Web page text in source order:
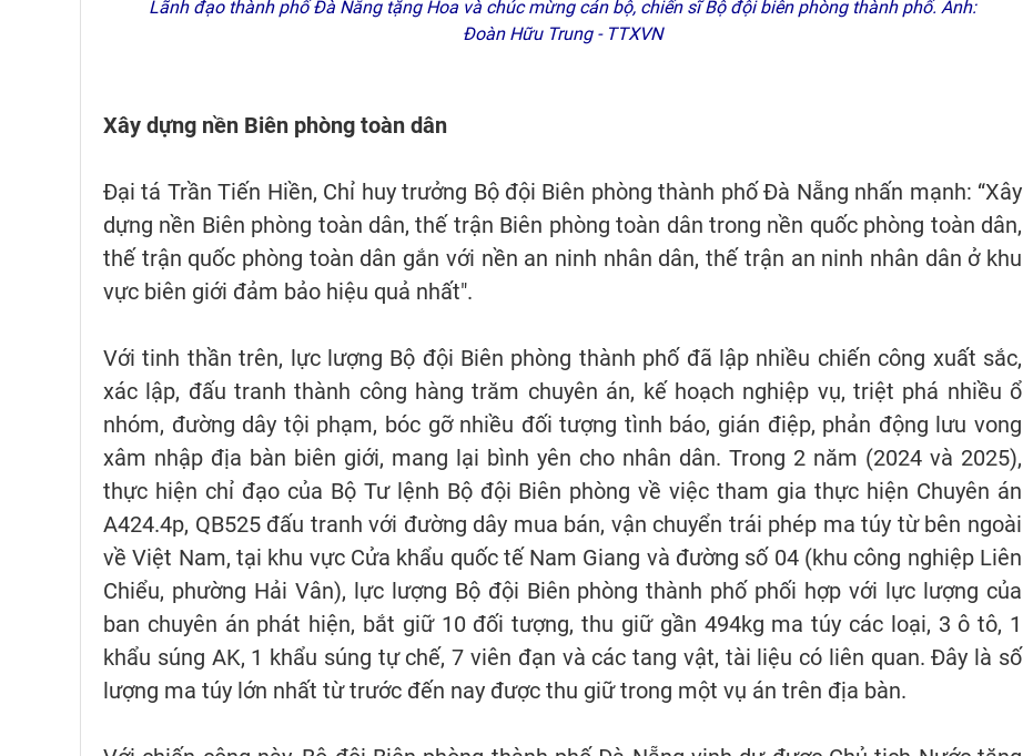
Lãnh đạo thành phố Đà Nẵng tặng Hoa và chúc mừng cán bộ, chiến sĩ Bộ đội biên phòng thành phố. Ảnh:
Đoàn Hữu Trung - TTXVN
Xây dựng nền Biên phòng toàn dân
Đại tá Trần Tiến Hiền, Chỉ huy trưởng Bộ đội Biên phòng thành phố Đà Nẵng nhấn mạnh: “Xây
dựng nền Biên phòng toàn dân, thế trận Biên phòng toàn dân trong nền quốc phòng toàn dân,
thế trận quốc phòng toàn dân gắn với nền an ninh nhân dân, thế trận an ninh nhân dân ở khu
vực biên giới đảm bảo hiệu quả nhất".
Với tinh thần trên, lực lượng Bộ đội Biên phòng thành phố đã lập nhiều chiến công xuất sắc,
xác lập, đấu tranh thành công hàng trăm chuyên án, kế hoạch nghiệp vụ, triệt phá nhiều ổ
nhóm, đường dây tội phạm, bóc gỡ nhiều đối tượng tình báo, gián điệp, phản động lưu vong
xâm nhập địa bàn biên giới, mang lại bình yên cho nhân dân. Trong 2 năm (2024 và 2025),
thực hiện chỉ đạo của Bộ Tư lệnh Bộ đội Biên phòng về việc tham gia thực hiện Chuyên án
A424.4p, QB525 đấu tranh với đường dây mua bán, vận chuyển trái phép ma túy từ bên ngoài
về Việt Nam, tại khu vực Cửa khẩu quốc tế Nam Giang và đường số 04 (khu công nghiệp Liên
Chiểu, phường Hải Vân), lực lượng Bộ đội Biên phòng thành phố phối hợp với lực lượng của
ban chuyên án phát hiện, bắt giữ 10 đối tượng, thu giữ gần 494kg ma túy các loại, 3 ô tô, 1
khẩu súng AK, 1 khẩu súng tự chế, 7 viên đạn và các tang vật, tài liệu có liên quan. Đây là số
lượng ma túy lớn nhất từ trước đến nay được thu giữ trong một vụ án trên địa bàn.